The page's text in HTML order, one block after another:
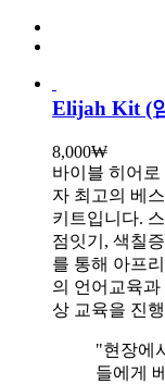
Elijah Kit (
8,000₩
바이블 히어
자 최고의 베
키트입니다.
점잇기, 색칠
를 통해 아프
의 언어교육
상 교육을 진
"현장에
들에게